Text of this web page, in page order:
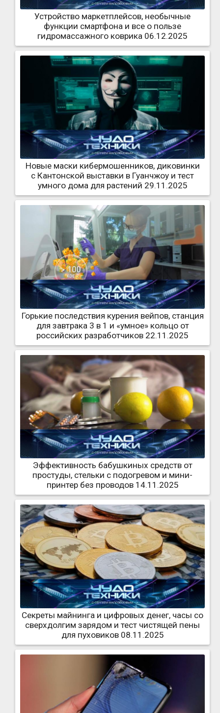
Устройство маркетплейсов, необычные
функции смартфона и все о пользе
гидромассажного коврика 06.12.2025
Новые маски кибермошенников, диковинки
с Кантонской выставки в Гуанчжоу и тест
умного дома для растений 29.11.2025
Горькие последствия курения вейпов, станция
для завтрака 3 в 1 и «умное» кольцо от
российских разработчиков 22.11.2025
Эффективность бабушкиных средств от
простуды, стельки с подогревом и мини-
принтер без проводов 14.11.2025
Секреты майнинга и цифровых денег, часы со
сверхдолгим зарядом и тест чистящей пены
для пуховиков 08.11.2025